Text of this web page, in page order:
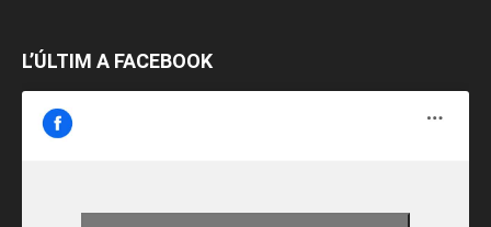
L’ÚLTIM A FACEBOOK